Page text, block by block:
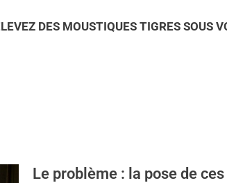
DES MOUSTIQUES TIGRES SOUS
Le problème : la pose de